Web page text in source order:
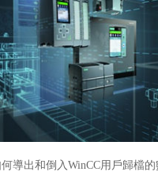
導出和倒入WinCC用戶歸檔的